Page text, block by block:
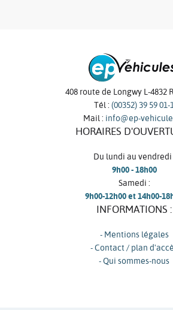
408 route de Longwy L-4832
Tél : (00352) 39 59 01-1
Mail : info@ep-
HORAIRES
Du lundi au vendredi
9h00 - 18h00
Samedi :
9h00-12h00 et 14h00-
INFORMATIONS :
- Mentions légales
- Contact / plan
- Qui sommes-nous